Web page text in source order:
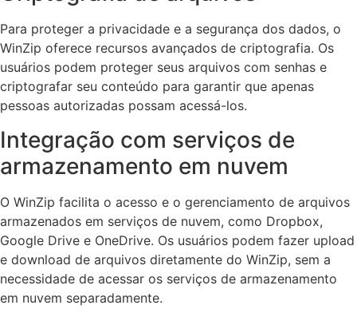
Para proteger a privacidade e a segurança dos dados, o
WinZip oferece recursos avançados de criptografia. Os
usuários podem proteger seus arquivos com senhas e
criptografar seu conteúdo para garantir que apenas
pessoas autorizadas possam acessá-los.
Integração com serviços de
armazenamento em nuvem
O WinZip facilita o acesso e o gerenciamento de arquivos
armazenados em serviços de nuvem, como Dropbox,
Google Drive e OneDrive. Os usuários podem fazer upload
e download de arquivos diretamente do WinZip, sem a
necessidade de acessar os serviços de armazenamento
em nuvem separadamente.